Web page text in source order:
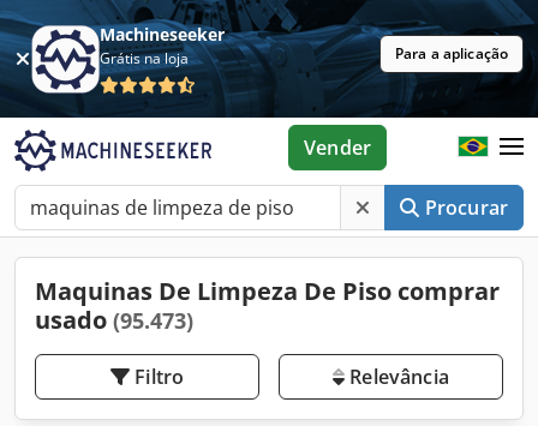
Machineseeker
Grátis na loja Para a aplicação
Procurar
Vender
Maquinas De Limpeza De Piso comprar
usado (95.473)
Filtro Relevância